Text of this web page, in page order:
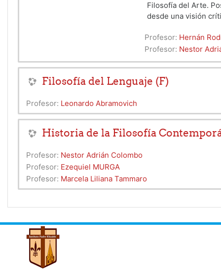
Filosofía del Arte.
desde una visión
Profesor: Hernán
Profesor: Nestor
Filosofía del Lenguaje (F)
Profesor: Leonardo Abramovich
Historia de la Filosofía
Profesor: Nestor Adrián Colombo
Profesor: Ezequiel MURGA
Profesor: Marcela Liliana Tammaro